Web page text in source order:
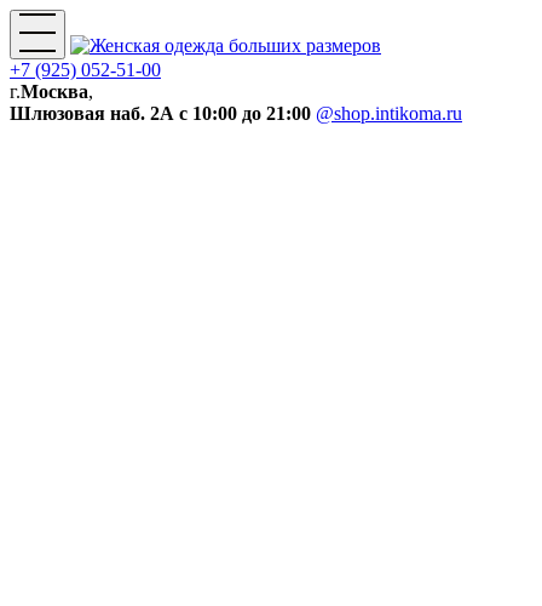
+7 (925) 052-51-00
г.Москва,
Шлюзовая наб. 2А с 10:00 до 21:00 @shop.intikoma.ru